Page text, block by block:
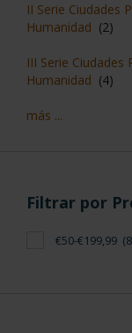
II Serie Ciudades
Humanidad (2)
III Serie Ciudades
Humanidad (4)
más ...
Filtrar por
€50-€199,99